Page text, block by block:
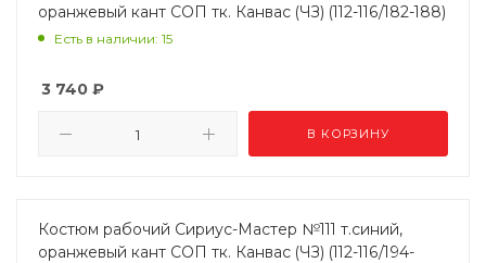
оранжевый кант СОП тк. Канвас (ЧЗ) (112-116/182-188)
Есть в наличии: 15
3 740 ₽
В КОРЗИНУ
Костюм рабочий Сириус-Мастер №111 т.синий,
оранжевый кант СОП тк. Канвас (ЧЗ) (112-116/194-